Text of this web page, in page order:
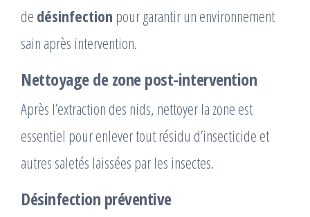
de désinfection pour garantir un environnement
sain après intervention.
Nettoyage de zone post-intervention
Après l’extraction des nids, nettoyer la zone est
essentiel pour enlever tout résidu d’insecticide et
autres saletés laissées par les insectes.
Désinfection préventive